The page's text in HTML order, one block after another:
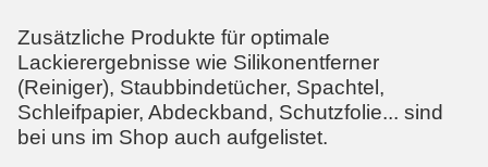
Zusätzliche Produkte für optimale
Lackierergebnisse wie Silikonentferner
(Reiniger), Staubbindetücher, Spachtel,
Schleifpapier, Abdeckband, Schutzfolie... sind
bei uns im Shop auch aufgelistet.